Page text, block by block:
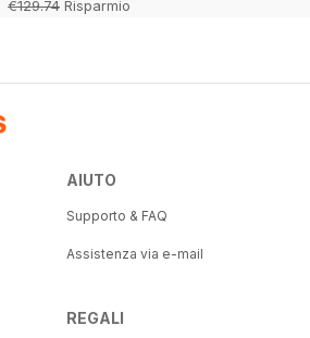
€129.74 Risparmio
AIUTO
Supporto & FAQ
Assistenza via e-mail
REGALI